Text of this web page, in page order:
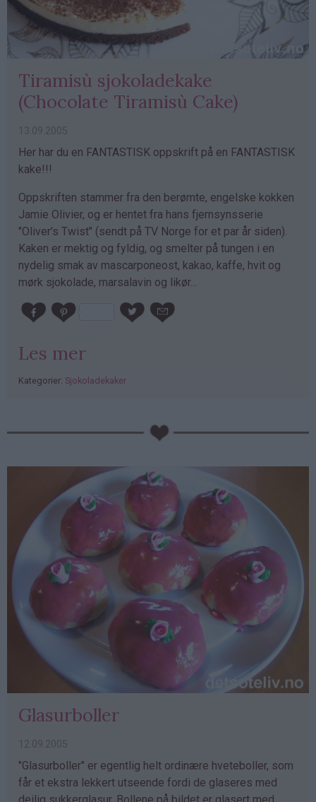
Tiramisù sjokoladekake
(Chocolate Tiramisù Cake)
13.09.2005
Her har du en FANTASTISK oppskrift på en FANTASTISK
kake!!!
Oppskriften stammer fra den berømte, engelske kokken
Jamie Olivier, og er hentet fra hans fjernsynsserie
"Oliver's Twist" (sendt på TV Norge for et par år siden).
Kaken er mektig og fyldig, og smelter på tungen i en
nydelig smak av mascarponeost, kakao, kaffe, hvit og
mørk sjokolade, marsalavin og likør...
Les mer
Kategorier: Sjokoladekaker
PubGalaxy
Glasurboller
12.09.2005
"Glasurboller" er egentlig helt ordinære hveteboller, som
får et ekstra lekkert utseende fordi de glaseres med